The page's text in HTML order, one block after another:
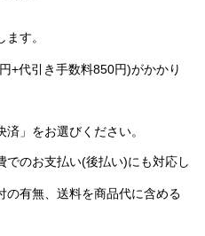
す。
+代引き手数料850円)がかかり
」をお選びください。
のお支払い(後払い)にも対応し
の有無、送料を商品代に含める